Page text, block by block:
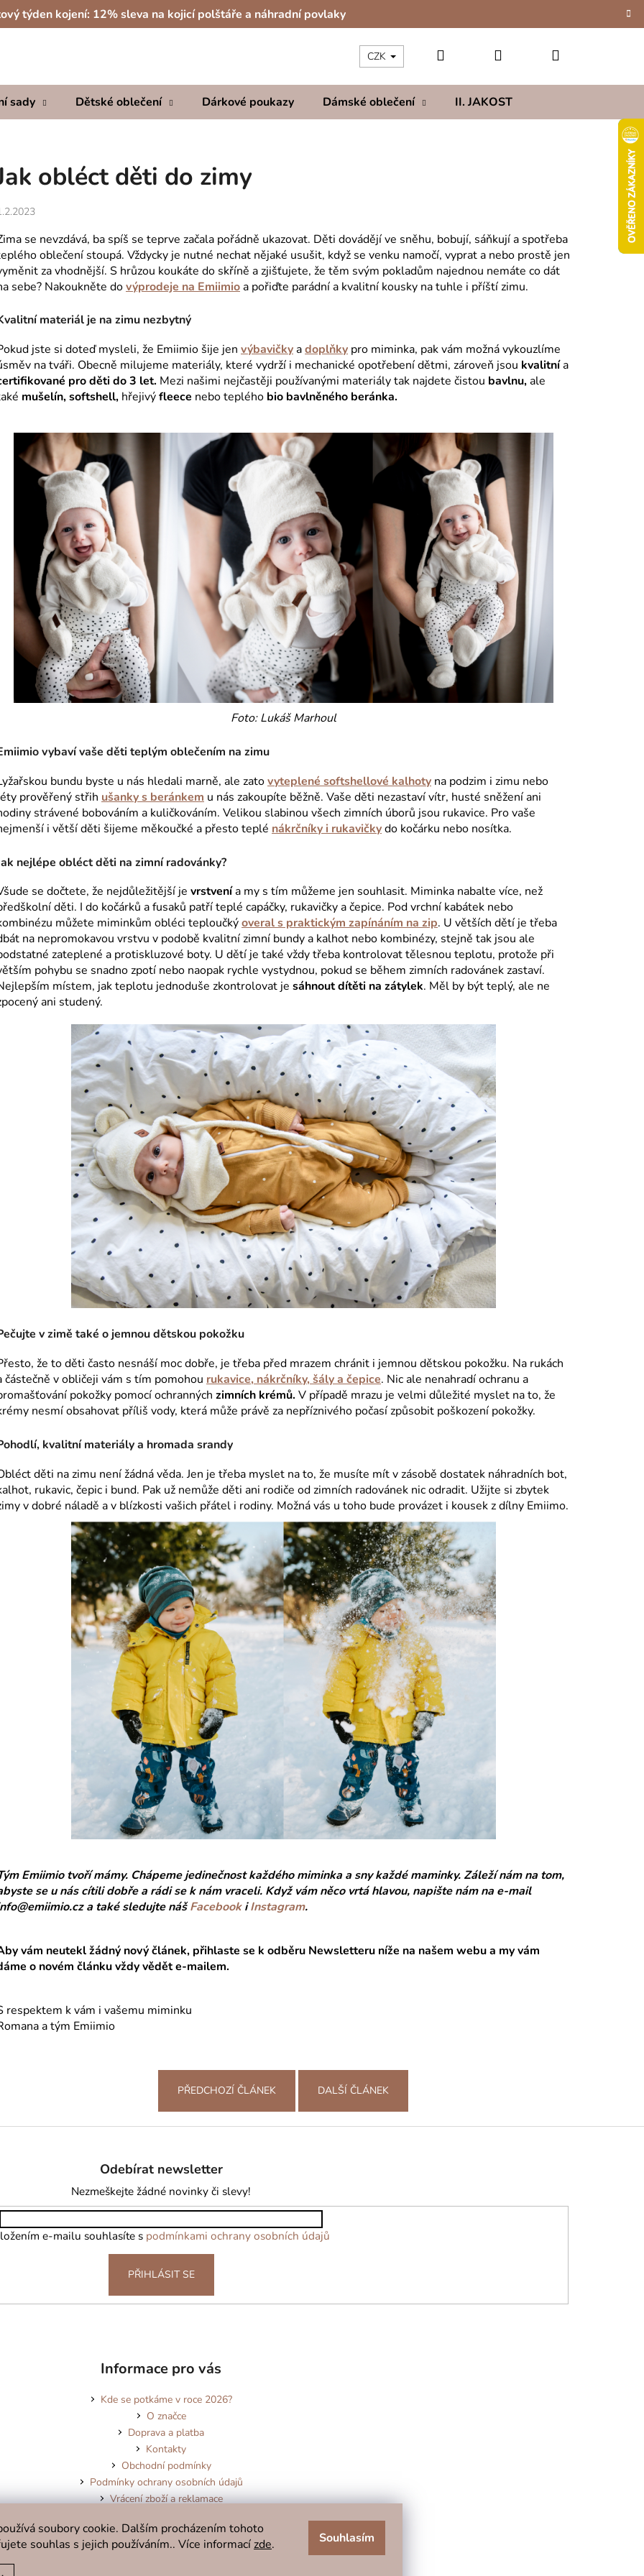
soubory cookie. Dalším procházením tohoto
souhlas s jejich používáním.. Více informací zde. Souhlasím
týden kojení: 12% sleva na kojicí polštáře a náhradní povlaky
sady Dětské oblečení Dárkové poukazy Dámské oblečení II. JAKOST
CZK Hledat PřihlášeníNákupní
obléct děti do zimy
se nevzdává, ba spíš se teprve začala pořádně ukazovat. Děti dovádějí ve sněhu, bobují, sáňkují a spotřeba
oblečení stoupá. Vždycky je nutné nechat nějaké usušit, když se venku namočí, vyprat a nebo prostě jen
za vhodnější. S hrůzou koukáte do skříně a zjišťujete, že těm svým pokladům najednou nemáte co dát
sebe? Nakoukněte dovýprodeje na Emiimioa pořiďte parádní a kvalitní kousky na tuhle i příští zimu.
materiál je na zimu nezbytný
jste si doteď mysleli, že Emiimio šije jen výbavičkyadoplňky pro miminka, pak vám možná vykouzlíme
na tváři. Obecně milujeme materiály, které vydrží i mechanické opotřebení dětmi, zároveň jsou kvalitnía
pro děti do 3 let. Mezi našimi nejčastěji používanými materiály tak najdete čistou bavlnu,ale
mušelín, softshell, hřejivýfleece nebo teplého bio bavlněného beránka.
Foto: Lukáš Marhoul
vybaví vaše děti teplým oblečením na zimu
bundu byste u nás hledali marně, ale zatovyteplené softshellové kalhoty na podzim i zimu nebo
prověřený střih ušanky s beránkem u nás zakoupíte běžně. Vaše děti nezastaví vítr, husté sněžení ani
strávené bobováním a kuličkováním. Velikou slabinou všech zimních úborů jsou rukavice. Pro vaše
i větší děti šijeme měkoučké a přesto teplé nákrčníky i rukavičkydo kočárku nebo nosítka.
nejlépe obléct děti na zimní radovánky?
se dočtete, že nejdůležitější je vrstvenía my s tím můžeme jen souhlasit. Miminka nabalte více, než
děti. I do kočárků a fusaků patří teplé capáčky, rukavičky a čepice. Pod vrchní kabátek nebo
můžete miminkům obléci teploučkýoveral s praktickým zapínáním na zip. U větších dětí je třeba
na nepromokavou vrstvu v podobě kvalitní zimní bundy a kalhot nebo kombinézy, stejně tak jsou ale
zateplené a protiskluzové boty. U dětí je také vždy třeba kontrolovat tělesnou teplotu, protože při
pohybu se snadno zpotí nebo naopak rychle vystydnou, pokud se během zimních radovánek zastaví.
místem, jak teplotu jednoduše zkontrolovat je sáhnout dítěti na zátylek. Měl by být teplý, ale ne
ani studený.
v zimě také o jemnou dětskou pokožku
že to děti často nesnáší moc dobře, je třeba před mrazem chránit i jemnou dětskou pokožku. Na rukách
částečně v obličeji vám s tím pomohou rukavice, nákrčníky, šály a čepice. Nic ale nenahradí ochranu a
pokožky pomocí ochranných zimních krémů.V případě mrazu je velmi důležité myslet na to, že
nesmí obsahovat příliš vody, která může právě za nepříznivého počasí způsobit poškození pokožky.
kvalitní materiály a hromada srandy
děti na zimu není žádná věda. Jen je třeba myslet na to, že musíte mít v zásobě dostatek náhradních bot,
rukavic, čepic i bund. Pak už nemůže děti ani rodiče od zimních radovánek nic odradit. Užijte si zbytek
v dobré náladě a v blízkosti vašich přátel i rodiny. Možná vás u toho bude provázet i kousek z dílny Emiimo.
Emiimio tvoří mámy. Chápeme jedinečnost každého miminka a sny každé maminky. Záleží nám na tom,
se u nás cítili dobře a rádi se k nám vraceli. Když vám něco vrtá hlavou, napište nám na e-mail
a také sledujte nášFacebookiInstagram.
vám neutekl žádný nový článek, přihlaste se k odběru Newsletteru níže na našem webu a my vám
o novém článku vždy vědět e-mailem.
respektem k vám i vašemu miminku
a tým Emiimio
PŘEDCHOZÍ ČLÁNEK DALŠÍ ČLÁNEK
Co potřebujete najít?
Odebírat newsletter
Nezmeškejte žádné novinky či slevy!
e-mailu souhlasíte s podmínkami ochrany osobních údajů
PŘIHLÁSIT SE
Informace pro vás
Kde se potkáme v roce 2026?
O značce
Doprava a platba
Kontakty
Obchodní podmínky
Podmínky ochrany osobních údajů
Vrácení zboží a reklamace